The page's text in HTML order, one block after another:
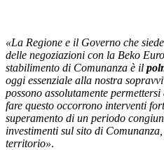
«La Regione e il Governo che
delle negoziazioni con la Beko
stabilimento di Comunanza è il
oggi essenziale alla nostra
possono assolutamente
fare questo occorrono interventi
superamento di un periodo
investimenti sul sito di
territorio».